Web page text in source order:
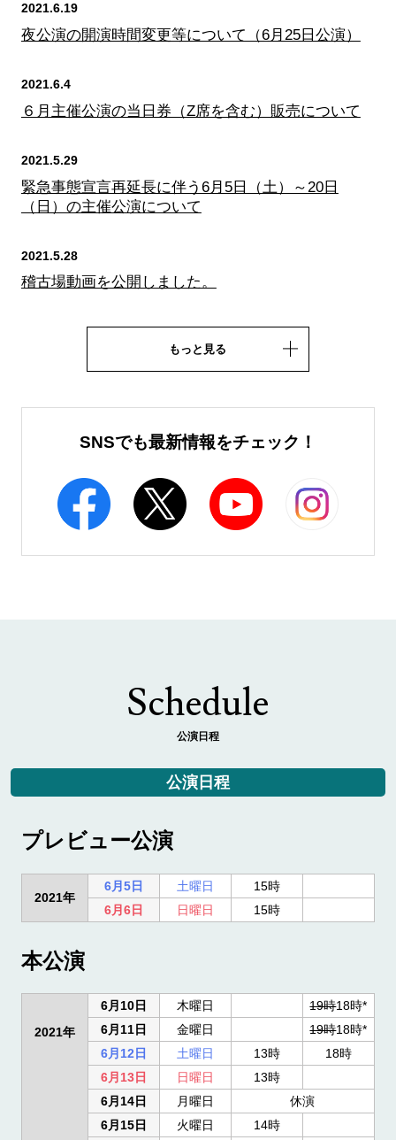
2021.6.19
夜公演の開演時間変更等について（6月25日公演）
2021.6.4
６月主催公演の当日券（Z席を含む）販売について
2021.5.29
緊急事態宣言再延長に伴う6月5日（土）～20日
（日）の主催公演について
2021.5.28
稽古場動画を公開しました。
もっと見る
SNSでも最新情報をチェック！
Schedule
公演日程
公演日程
プレビュー公演
2021年
6月5日 土曜日
15時
6月6日
日曜日 15時
本公演
2021年
6月10日 木曜日 19時18時*
6月11日
金曜日 19時18時*
6月12日
土曜日 13時
18時
6月13日
日曜日
13時
6月14日
月曜日
休演
6月15日
火曜日 14時